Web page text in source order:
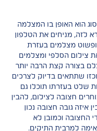
הוא האופן בו המצלמה
לזה, מניחים את הטלפון
מצלמים בעזרת
צילום הסלפי ומצלמים
בצורה קצת הרבה יותר
שתתאים בדיוק לצרכים
שלט בעזרתו תוכלו גם
חצובה לצילום, להבין
גובה חצובה נכון
החצובה וכמובן לא
למרבית התיקים.